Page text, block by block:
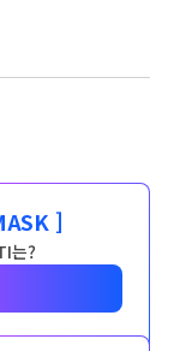
]
는?